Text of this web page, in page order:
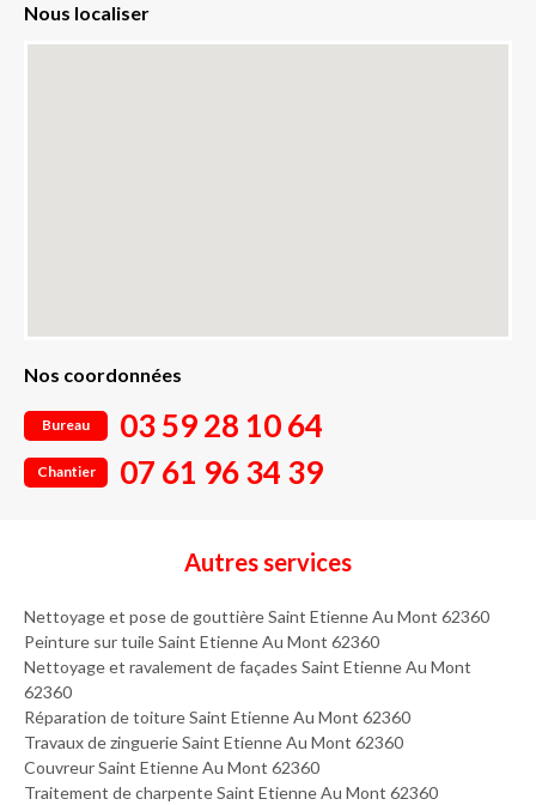
Nous localiser
Nos coordonnées
Bureau 03 59 28 10 64
Chantier 07 61 96 34 39
Autres services
Nettoyage et pose de gouttière Saint Etienne Au Mont 62360
Peinture sur tuile Saint Etienne Au Mont 62360
Nettoyage et ravalement de façades Saint Etienne Au Mont
62360
Réparation de toiture Saint Etienne Au Mont 62360
Travaux de zinguerie Saint Etienne Au Mont 62360
Couvreur Saint Etienne Au Mont 62360
Traitement de charpente Saint Etienne Au Mont 62360